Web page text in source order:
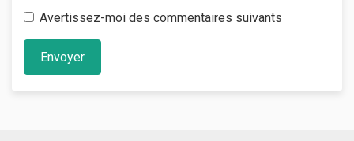
Avertissez-moi des commentaires suivants
Envoyer